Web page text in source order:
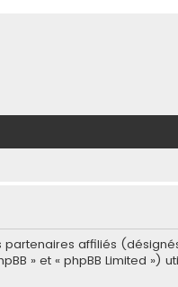
affiliés (désignés
» et « phpBB Limited »)